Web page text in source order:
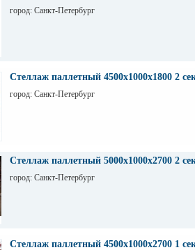
город: Санкт-Петербург
Стеллаж паллетный 4500х1000х1800 2
город: Санкт-Петербург
Стеллаж паллетный 5000х1000х2700 2
город: Санкт-Петербург
Стеллаж паллетный 4500х1000х2700 1